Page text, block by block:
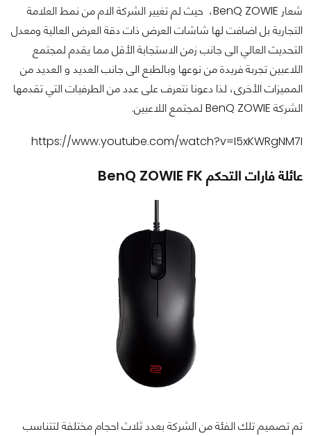
شعار BenQ ZOWIE، حيث لم تغيير الشركة الام من نمط العلامة
التجارية بل اضافت لها شاشات العرض ذات دقة العرض العالية ومعدل
التحديث العالي الى جانب زمن الاستجابة الأقل مما يقدم لمجتمع
اللاعبين تجربة فريدة من نوعها وبالطبع الى جانب العديد و العديد من
المميزات الأخرى، لذا دعونا نتعرف على عدد من الطرفيات التي تقدمها
الشركة BenQ ZOWIE لمجتمع اللاعبين.
https://www.youtube.com/watch?v=I5xKWRgNM7I
عائلة فارات التحكم BenQ ZOWIE FK
تم تصميم تلك الفئة من الشركة بعدد ثلاث احجام مختلفة لتتناسب